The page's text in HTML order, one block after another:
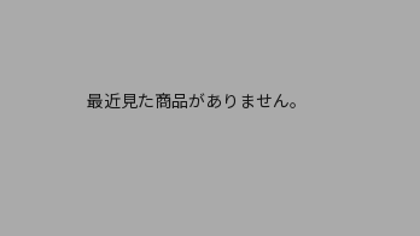
最近見た商品がありません。